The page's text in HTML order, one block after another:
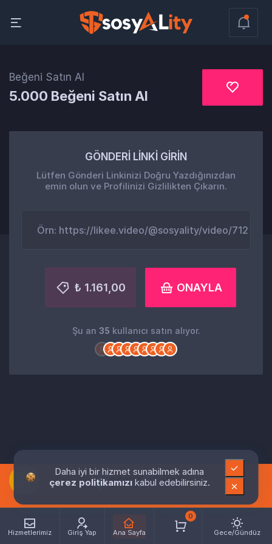
Hizmetlerimiz Giriş Yap Ana Sayfa
0
Gece/Gündüz
Beğeni Satın Al
5.000 Beğeni Satın Al
GÖNDERİ LİNKİ GİRİN
Lütfen Gönderi Linkinizi Doğru Yazdığınızdan
emin olun ve Profilinizi Gizlilikten Çıkarın.
₺ 1.161,00 ONAYLA
Şu an 35 kullanıcı satın alıyor.
Daha iyi bir hizmet sunabilmek adına
çerez politikamızı kabul edebilirsiniz.